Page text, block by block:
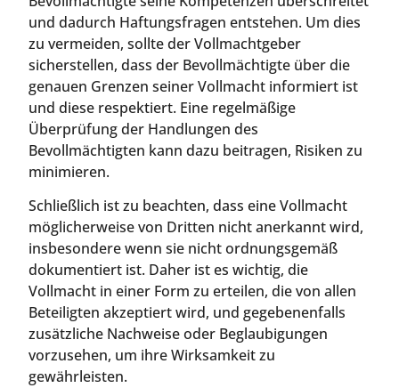
und dadurch Haftungsfragen entstehen. Um dies
zu vermeiden, sollte der Vollmachtgeber
sicherstellen, dass der Bevollmächtigte über die
genauen Grenzen seiner Vollmacht informiert ist
und diese respektiert. Eine regelmäßige
Überprüfung der Handlungen des
Bevollmächtigten kann dazu beitragen, Risiken zu
minimieren.
Schließlich ist zu beachten, dass eine Vollmacht
möglicherweise von Dritten nicht anerkannt wird,
insbesondere wenn sie nicht ordnungsgemäß
dokumentiert ist. Daher ist es wichtig, die
Vollmacht in einer Form zu erteilen, die von allen
Beteiligten akzeptiert wird, und gegebenenfalls
zusätzliche Nachweise oder Beglaubigungen
vorzusehen, um ihre Wirksamkeit zu
gewährleisten.